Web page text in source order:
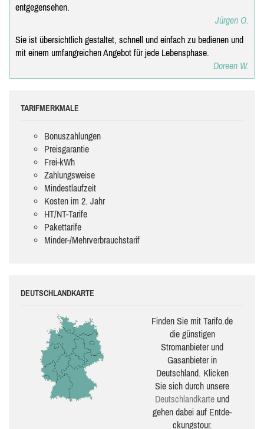
entgegensehen.
Jürgen O.
Sie ist übersichtlich gestaltet, schnell und einfach zu bedienen und
mit einem umfangreichen Angebot für jede Lebensphase.
Doreen W.
TARIFMERKMALE
Bonuszahlungen
Preisgarantie
Frei-kWh
Zahlungsweise
Mindestlaufzeit
Kosten im 2. Jahr
HT/NT-Tarife
Pakettarife
Minder-/Mehrverbrauchstarif
DEUTSCHLANDKARTE
Finden Sie mit Tarifo.de
die güns­ti­gen
Stromanbieter und
Gasanbieter in
Deutschland. Klicken
Sie sich durch unsere
Deutsch­land­karte und
gehen dabei auf Ent­de­
ckungs­tour.